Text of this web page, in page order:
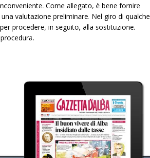
Come allegato, è bene fornire
valutazione preliminare. Nel giro di qualche
procedere, in seguito, alla sostituzione.